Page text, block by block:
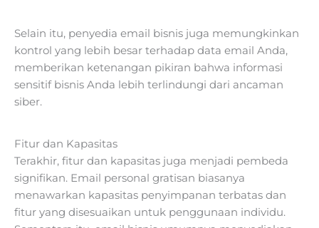
Selain itu, penyedia email bisnis juga memungkinkan
kontrol yang lebih besar terhadap data email Anda,
memberikan ketenangan pikiran bahwa informasi
sensitif bisnis Anda lebih terlindungi dari ancaman
siber.
Fitur dan Kapasitas
Terakhir, fitur dan kapasitas juga menjadi pembeda
signifikan. Email personal gratisan biasanya
menawarkan kapasitas penyimpanan terbatas dan
fitur yang disesuaikan untuk penggunaan individu.